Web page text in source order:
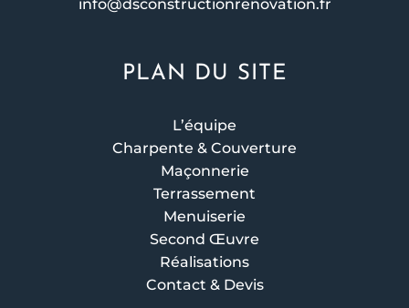
info@dsconstructionrenovation.fr
PLAN DU SITE
L’équipe
Charpente & Couverture
Maçonnerie
Terrassement
Menuiserie
Second Œuvre
Réalisations
Contact & Devis